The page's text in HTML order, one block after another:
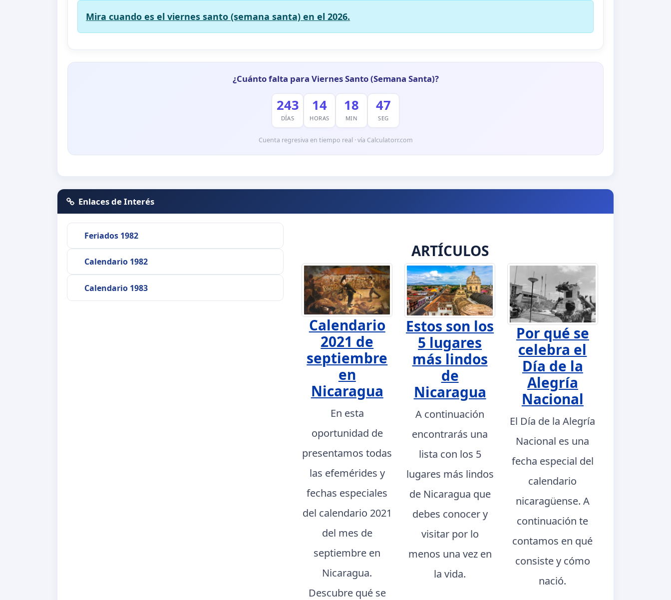
Mira cuando es el viernes santo (semana santa) en el 2026.
¿Cuánto falta para Viernes Santo (Semana Santa)?
243
DÍAS
14
HORAS
18
MIN
46
SEG
Cuenta regresiva en tiempo real · vía Calculatorr.com
Enlaces de Interés
Feriados 1982
Calendario 1982
Calendario 1983
ARTÍCULOS
Calendario
2021 de
septiembre
en
Nicaragua
En esta
oportunidad de
presentamos todas
las efemérides y
fechas especiales
del calendario 2021
del mes de
septiembre en
Nicaragua.
Descubre qué se
Estos son los
5 lugares
más lindos
de
Nicaragua
A continuación
encontrarás una
lista con los 5
lugares más lindos
de Nicaragua que
debes conocer y
visitar por lo
menos una vez en
la vida.
Por qué se
celebra el
Día de la
Alegría
Nacional
El Día de la Alegría
Nacional es una
fecha especial del
calendario
nicaragüense. A
continuación te
contamos en qué
consiste y cómo
nació.